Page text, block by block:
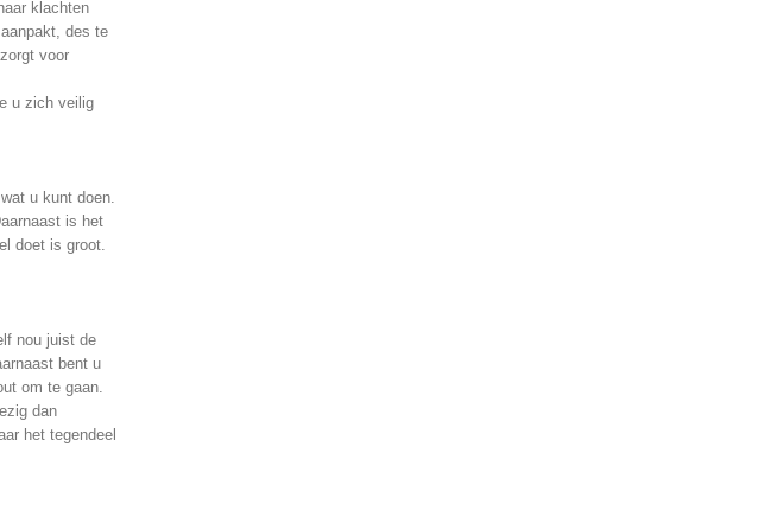
klachten
des te
voor
u zich veilig
u kunt doen.
is het
doet is groot.
nou juist de
bent u
om te gaan.
dan
het tegendeel